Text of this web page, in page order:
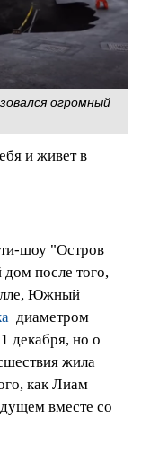
огромный
и живет в
шоу "Остров
после того,
Южный
диаметром
декабря, но о
жила
как Лиам
вместе со